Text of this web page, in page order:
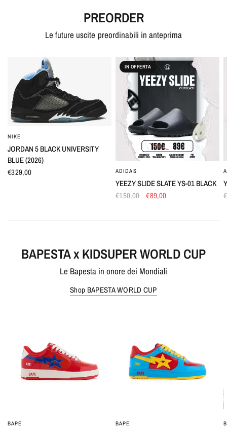
PREORDER
Le future uscite preordinabili in anteprima
NIKE
JORDAN 5 BLACK UNIVERSITY
BLUE (2026)
€329,00
IN OFFERTA
ADIDAS
YEEZY SLIDE SLATE YS-01 BLACK
€150,00 €89,00
BAPESTA x KIDSUPER WORLD CUP
Le Bapesta in onore dei Mondiali
Shop BAPESTA WORLD CUP
BAPE BAPE